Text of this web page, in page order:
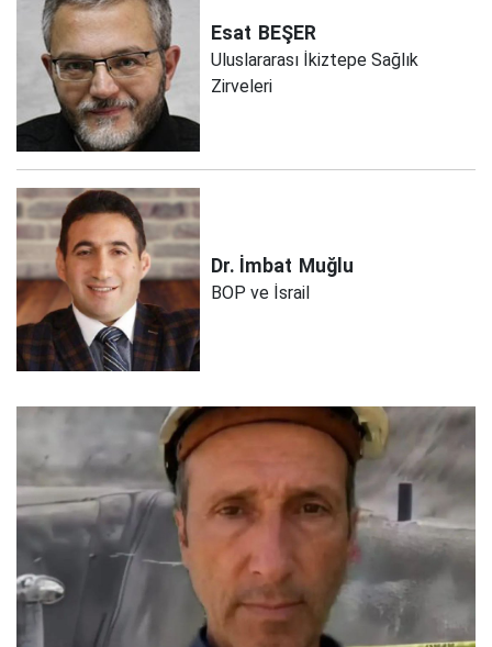
Esat BEŞER
Uluslararası İkiztepe Sağlık
Zirveleri
Dr. İmbat Muğlu
BOP ve İsrail